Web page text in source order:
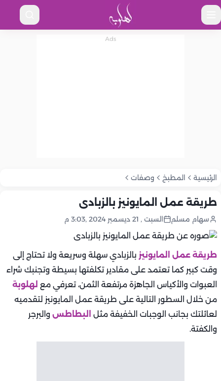
الرئيسية المطبخ وصفات
طريقة عمل المايونيز بالزبادى
سهام مسلم السبت , 21 ديسمبر 2024 ,3:03 م
طريقة عمل المايونيز ‏بالزبادي سهلة وسريعة ولا تحتاج إلى
وقت كبير كما تعتمد على مقادير تكلفتها بسيطة وتجنبك شراء
العبوات والأكياس الجاهزة مرتفعة الثمن، تعرفي مع لهلوبة
من خلال السطور التالية على طريقة عمل المايونيز لتقدميه
لعائلتك بجانب الوجبات الخفيفة مثل
البطاطس والبرجر
والكفتة.